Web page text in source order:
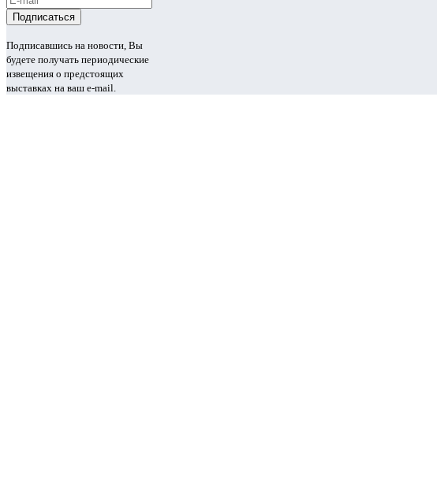
Подписавшись на новости, Вы
будете получать периодические
извещения о предстоящих
выставках на ваш e-mail.